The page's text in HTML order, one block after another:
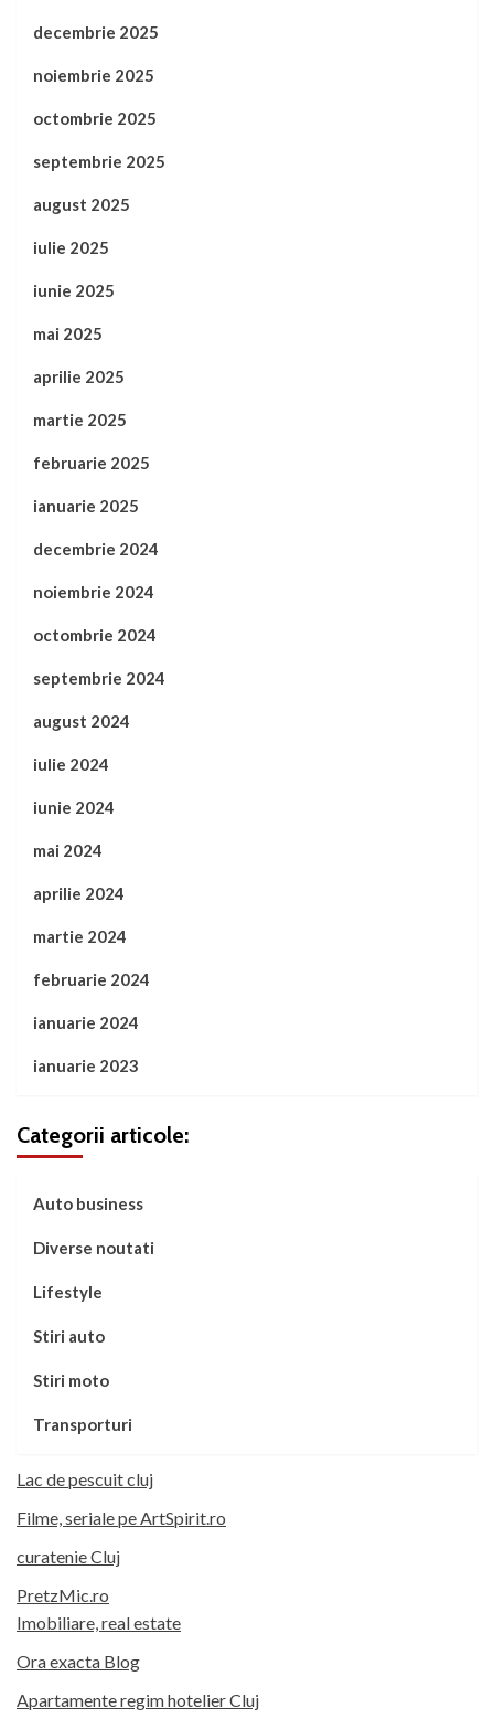
decembrie 2025
noiembrie 2025
octombrie 2025
septembrie 2025
august 2025
iulie 2025
iunie 2025
mai 2025
aprilie 2025
martie 2025
februarie 2025
ianuarie 2025
decembrie 2024
noiembrie 2024
octombrie 2024
septembrie 2024
august 2024
iulie 2024
iunie 2024
mai 2024
aprilie 2024
martie 2024
februarie 2024
ianuarie 2024
ianuarie 2023
Categorii articole:
Auto business
Diverse noutati
Lifestyle
Stiri auto
Stiri moto
Transporturi
Lac de pescuit cluj
Filme, seriale pe ArtSpirit.ro
curatenie Cluj
PretzMic.ro
Imobiliare, real estate
Ora exacta Blog
Apartamente regim hotelier Cluj